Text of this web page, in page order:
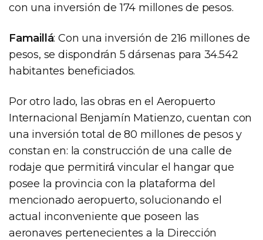
con una inversión de 174 millones de pesos.
Famaillá: Con una inversión de 216 millones de
pesos, se dispondrán 5 dársenas para 34.542
habitantes beneficiados.
Por otro lado, las obras en el Aeropuerto
Internacional Benjamín Matienzo, cuentan con
una inversión total de 80 millones de pesos y
constan en: la construcción de una calle de
rodaje que permitirá́ vincular el hangar que
posee la provincia con la plataforma del
mencionado aeropuerto, solucionando el
actual inconveniente que poseen las
aeronaves pertenecientes a la Dirección